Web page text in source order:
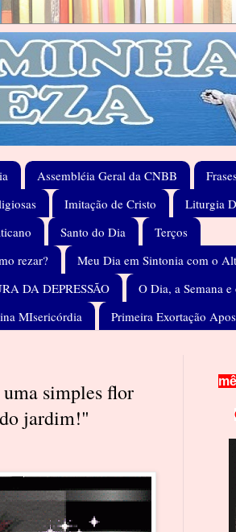
Assembléia Geral da CNBB
Imitação de Cristo
Liturgia
Santo do Dia
Terços
rezar?
Meu Dia em Sintonia com o
DA DEPRESSÃO
O Dia, a Semana
MIsericórdia Primeira Exortação
simples flor
jardim!"